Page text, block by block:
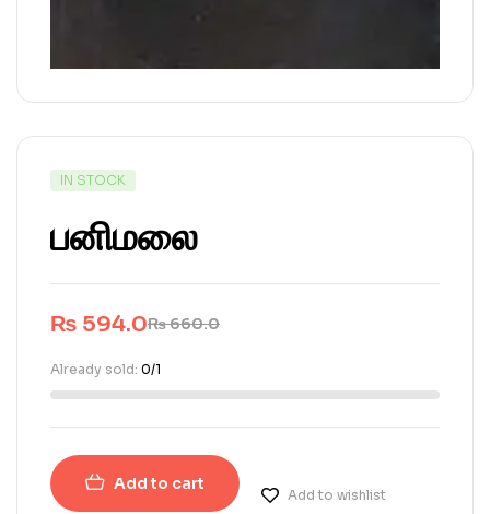
IN STOCK
பனிமலை
₨660.0
₨ 594.0
Already sold: 0/1
Add to cart
Add to wishlist